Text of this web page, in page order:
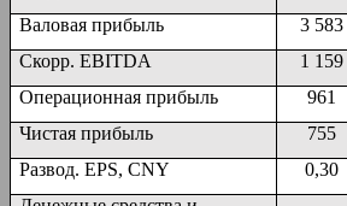
Валовая прибыль
3 583
Скорр. EBITDA
1 159
Операционная прибыль
961
Чистая прибыль
755
Развод. EPS, CNY
0,30